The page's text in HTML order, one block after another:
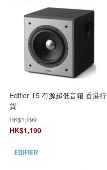
Edifier T5 有源超低音箱 香港行
貨
HK$1,299
HK$1,190